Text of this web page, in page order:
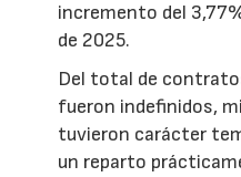
incremento del
de 2025.
Del total de
fueron indefinidos,
tuvieron carácter
un reparto